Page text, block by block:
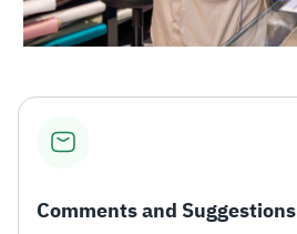
Comments and Suggestions